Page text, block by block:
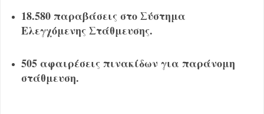
18.580 παραβάσεις στο Σύστημα
Ελεγχόμενης Στάθμευσης.
505 αφαιρέσεις πινακίδων για παράνομη
στάθμευση.